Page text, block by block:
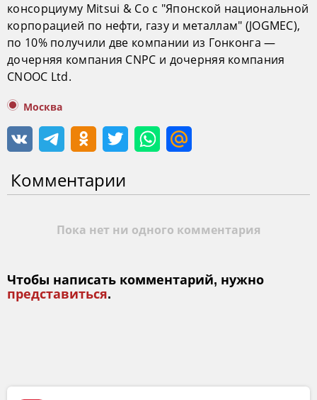
консорциуму Mitsui & Co с "Японской национальной
корпорацией по нефти, газу и металлам" (JOGMEC),
по 10% получили две компании из Гонконга —
дочерняя компания СNPC и дочерняя компания
CNOOC Ltd.
Москва
Комментарии
Пока нет ни одного комментария
Чтобы написать комментарий, нужно
представиться.